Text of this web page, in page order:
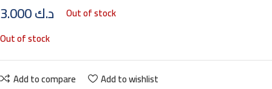
د.ك
Out of stock
Out of stock
Add to compare Add to wishlist